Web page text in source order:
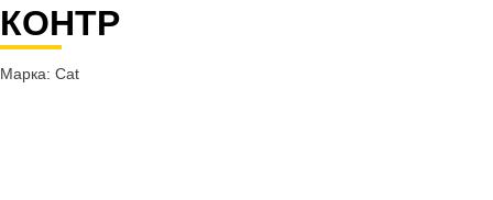
КОНТР
Марка: Cat